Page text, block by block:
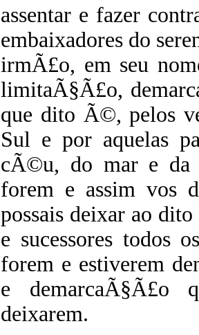
assentar e fazer
embaixadores do
irmÃ£o, em seu
limitaÃ§Ã£o,
que dito Ã©, pelos
Sul e por aquelas
cÃ©u, do mar e da
forem e assim vos
possais deixar ao
e sucessores todos
forem e estiverem
e demarcaÃ§Ã£o
deixarem.